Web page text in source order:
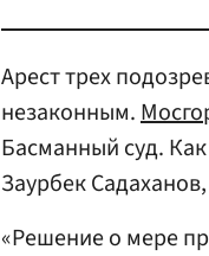
Арест трех
незаконным.
Басманный суд. Как
Заурбек
«Решение о мере